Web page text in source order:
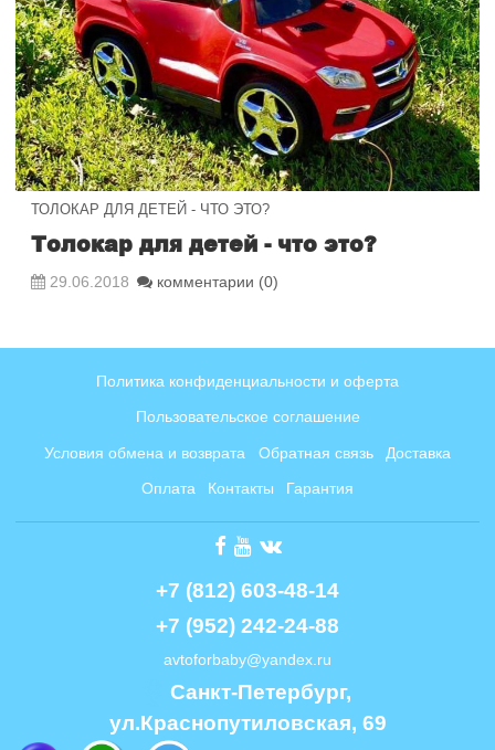
ТОЛОКАР ДЛЯ ДЕТЕЙ - ЧТО ЭТО?
Толокар для детей - что это?
29.06.2018 комментарии (0)
Политика конфиденциальности и оферта
Пользовательское соглашение
Условия обмена и возврата Обратная связь Доставка
Оплата Контакты Гарантия
+7 (812) 603-48-14
+7 (952) 242-24-88
avtoforbaby@yandex.ru
Cанкт-Петербург,
ул.Краснопутиловская, 69